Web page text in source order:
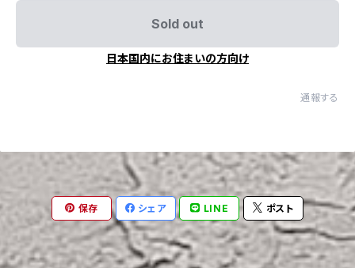
Sold out
日本国内にお住まいの方向け
通報する
保存 シェア LINE ポスト